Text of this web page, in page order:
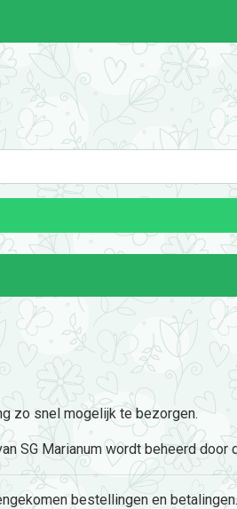
zo snel mogelijk te bezorgen.
SG Marianum wordt beheerd door
bestellingen en